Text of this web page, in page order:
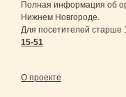
Полная информация об
Нижнем Новгороде.
Для посетителей старше
15-51
О проекте